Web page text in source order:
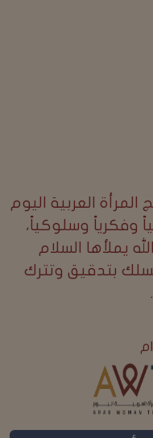
العربية اليوم
وفكرياً وسلوكياً،
يملأها السلام
بتدقيق وتترك